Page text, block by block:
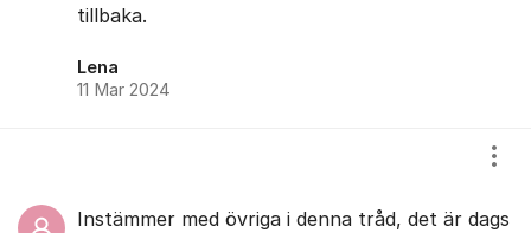
tillbaka.
Lena
11 Mar 2024
Instämmer med övriga i denna tråd, det är dags